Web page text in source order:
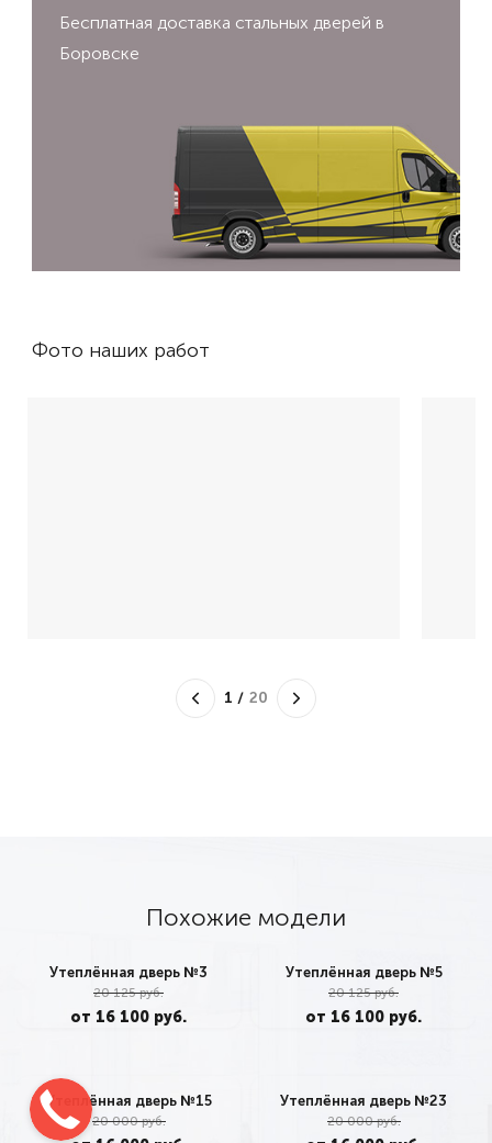
Бесплатная доставка стальных дверей в
Боровске
Фото наших работ
1 / 20
Похожие модели
Утеплённая дверь №3
20 125 руб.
от 16 100 руб.
Утеплённая дверь №5
20 125 руб.
от 16 100 руб.
Утеплённая дверь №15
20 000 руб.
Утеплённая дверь №23
20 000 руб.